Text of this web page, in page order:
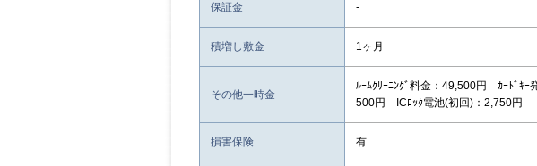
保証金 -
積増し敷金 1ヶ月
その他一時金
ﾙｰﾑｸﾘｰﾆﾝｸﾞ料金：49,500円 ｶｰﾄﾞｷｰ
500円 ICﾛｯｸ電池(初回)：2,750円
損害保険 有